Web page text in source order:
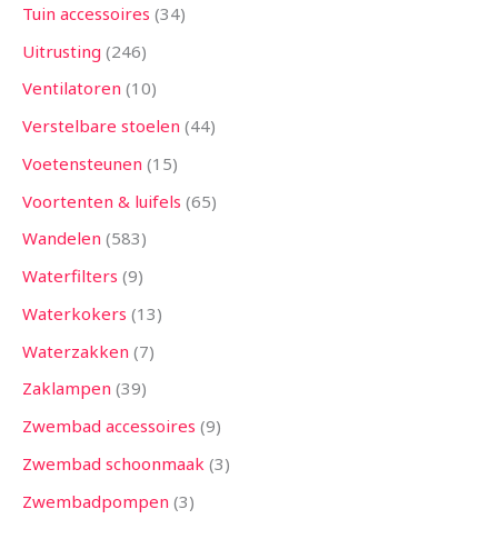
Tuin accessoires 34
Uitrusting 246
Ventilatoren 10
Verstelbare stoelen 44
Voetensteunen 15
Voortenten & luifels 65
Wandelen 583
Waterfilters 9
Waterkokers 13
Waterzakken 7
Zaklampen 39
Zwembad accessoires 9
Zwembad schoonmaak 3
Zwembadpompen 3